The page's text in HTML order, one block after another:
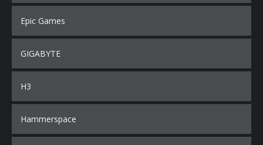
Epic Games
GIGABYTE
H3
Hammerspace